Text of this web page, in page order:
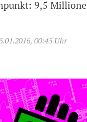
9,5
00:45 Uhr